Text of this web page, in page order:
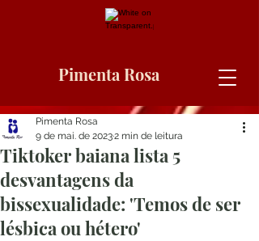
Pimenta Rosa
Tiktoker baiana lista 5
desvantagens da
bissexualidade: 'Temos de ser
lésbica ou hétero'
Pimenta Rosa
9 de mai. de 20232 min de leitura